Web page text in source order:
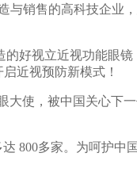
销售的高科技企业
好视立近视功能眼镜
近视预防新模式！
使，被中国关心下
800多家。为呵护中